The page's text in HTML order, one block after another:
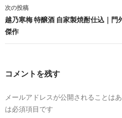
ビ
ゲ
ー
ョ
ン
次の投稿
越乃寒梅 特醸酒 自家製焼酎仕込｜
傑作
コメントを残す
メールアドレスが公開されることはあ
は必須項目です